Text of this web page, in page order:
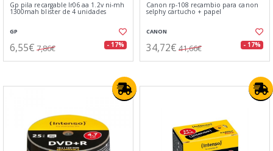
Gp pila recargable lr06 aa 1.2v ni-mh
1300mah blister de 4 unidades
GP
6,55€ 7,86€ - 17%
Canon rp-108 recambio para canon
selphy cartucho + papel
CANON
34,72€ 41,66€ - 17%